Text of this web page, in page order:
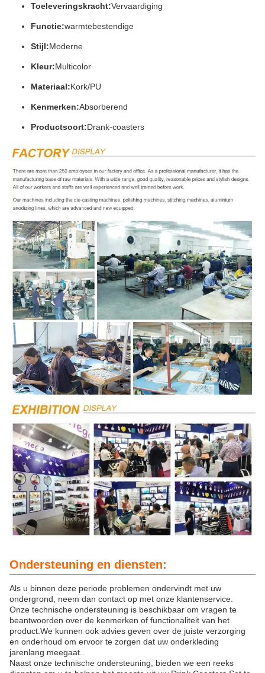
Toeleveringskracht:Vervaardiging
Functie:warmtebestendige
Stijl:Moderne
Kleur:Multicolor
Materiaal:Kork/PU
Kenmerken:Absorberend
Productsoort:Drank-coasters
Ondersteuning en diensten:
Als u binnen deze periode problemen ondervindt met uw
ondergrond, neem dan contact op met onze klantenservice.
Onze technische ondersteuning is beschikbaar om vragen te
beantwoorden over de kenmerken of functionaliteit van het
product.We kunnen ook advies geven over de juiste verzorging
en onderhoud om ervoor te zorgen dat uw onderkleding
jarenlang meegaat..
Naast onze technische ondersteuning, bieden we een reeks